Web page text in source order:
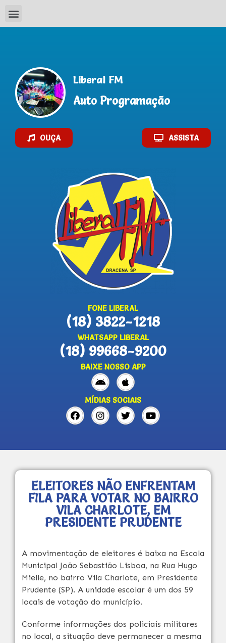
Liberal FM
Auto Programação
OUÇA ASSISTA
FONE LIBERAL
(18) 3822-1218
WHATSAPP LIBERAL
(18) 99668-9200
BAIXE NOSSO APP
MÍDIAS SOCIAIS
ELEITORES NÃO ENFRENTAM
FILA PARA VOTAR NO BAIRRO
VILA CHARLOTE, EM
PRESIDENTE PRUDENTE
A movimentação de eleitores é baixa na Escola
Municipal João Sebastião Lisboa, na Rua Hugo
Mielle, no bairro Vila Charlote, em Presidente
Prudente (SP). A unidade escolar é um dos 59
locais de votação do município.
Conforme informações dos policiais militares
no local, a situação deve permanecer a mesma